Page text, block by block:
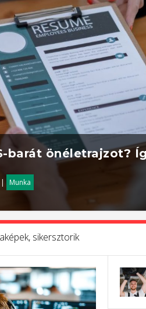
barát önéletrajzot?
| Munka
sikersztorik